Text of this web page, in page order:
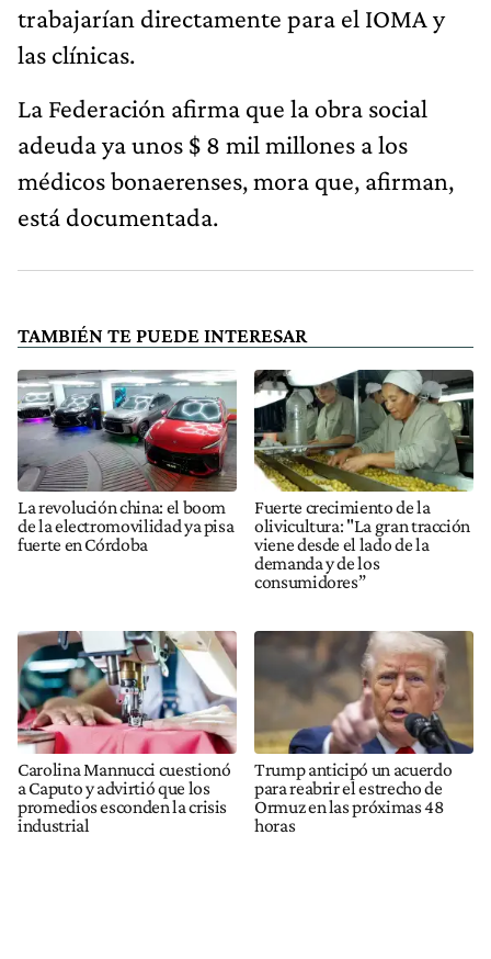
trabajarían directamente para el IOMA y
las clínicas.
La Federación afirma que la obra social
adeuda ya unos $ 8 mil millones a los
médicos bonaerenses, mora que, afirman,
está documentada.
TAMBIÉN TE PUEDE INTERESAR
La revolución china: el boom
de la electromovilidad ya pisa
fuerte en Córdoba
Fuerte crecimiento de la
olivicultura: "La gran tracción
viene desde el lado de la
demanda y de los
consumidores”
Carolina Mannucci cuestionó
a Caputo y advirtió que los
promedios esconden la crisis
industrial
Trump anticipó un acuerdo
para reabrir el estrecho de
Ormuz en las próximas 48
horas